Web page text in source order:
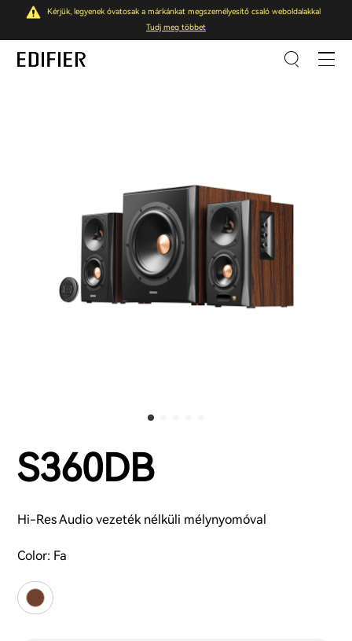
Kérjük, legyenek óvatosak a márkánkat megszemélyesítő csaló weboldalakkal
Tudj meg többet
S360DB
Hi-Res Audio vezeték nélküli mélynyomóval
Color: Fa